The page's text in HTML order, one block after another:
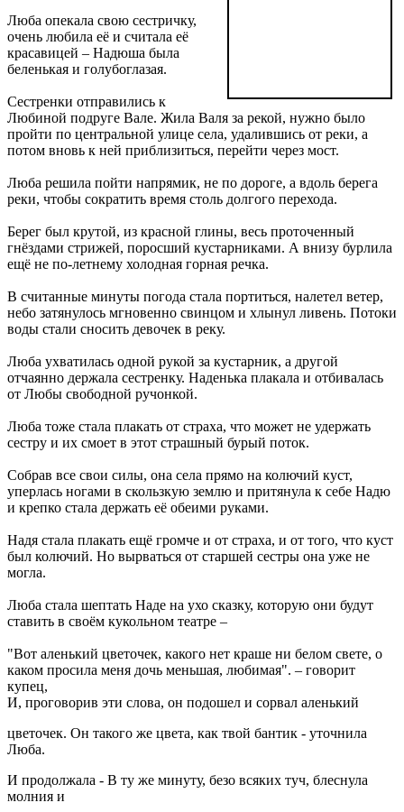
Люба опекала свою сестричку,
очень любила её и считала её
красавицей – Надюша была
беленькая и голубоглазая.
Сестренки отправились к
Любиной подруге Вале. Жила Валя за рекой, нужно было
пройти по центральной улице села, удалившись от реки, а
потом вновь к ней приблизиться, перейти через мост.
Люба решила пойти напрямик, не по дороге, а вдоль берега
реки, чтобы сократить время столь долгого перехода.
Берег был крутой, из красной глины, весь проточенный
гнёздами стрижей, поросший кустарниками. А внизу бурлила
ещё не по-летнему холодная горная речка.
В считанные минуты погода стала портиться, налетел ветер,
небо затянулось мгновенно свинцом и хлынул ливень. Потоки
воды стали сносить девочек в реку.
Люба ухватилась одной рукой за кустарник, а другой
отчаянно держала сестренку. Наденька плакала и отбивалась
от Любы свободной ручонкой.
Люба тоже стала плакать от страха, что может не удержать
сестру и их смоет в этот страшный бурый поток.
Собрав все свои силы, она села прямо на колючий куст,
уперлась ногами в скользкую землю и притянула к себе Надю
и крепко стала держать её обеими руками.
Надя стала плакать ещё громче и от страха, и от того, что куст
был колючий. Но вырваться от старшей сестры она уже не
могла.
Люба стала шептать Наде на ухо сказку, которую они будут
ставить в своём кукольном театре –
"Вот аленький цветочек, какого нет краше ни белом свете, о
каком просила меня дочь меньшая, любимая". – говорит
купец,
И, проговорив эти слова, он подошел и сорвал аленький
цветочек. Он такого же цвета, как твой бантик - уточнила
Люба.
И продолжала - В ту же минуту, безо всяких туч, блеснула
молния и